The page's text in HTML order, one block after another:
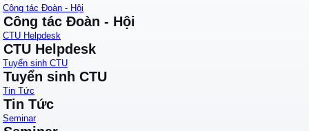
Công tác Đoàn - Hội
Công tác Đoàn - Hội
CTU Helpdesk
CTU Helpdesk
Tuyển sinh CTU
Tuyển sinh CTU
Tin Tức
Tin Tức
Seminar